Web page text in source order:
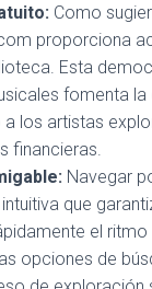
Como
proporciona
Esta
fomenta la
los artistas
financieras.
Navegar
que
el
opciones de